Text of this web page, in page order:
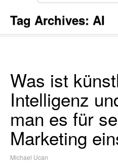
Tag Archives: AI
Was ist
Intelligenz
man es für
Marketing
Michael Ucan